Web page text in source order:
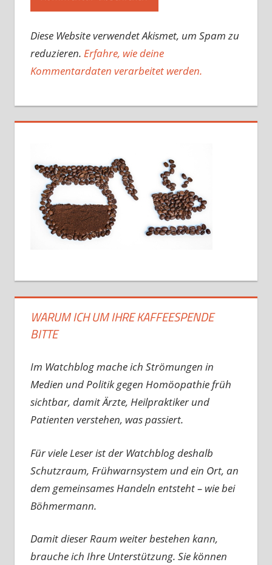
Diese Website verwendet Akismet, um Spam zu
reduzieren. Erfahre, wie deine
Kommentardaten verarbeitet werden.
WARUM ICH UM IHRE KAFFEESPENDE
BITTE
Im Watchblog mache ich Strömungen in
Medien und Politik gegen Homöopathie früh
sichtbar, damit Ärzte, Heilpraktiker und
Patienten verstehen, was passiert.
Für viele Leser ist der Watchblog deshalb
Schutzraum, Frühwarnsystem und ein Ort, an
dem gemeinsames Handeln entsteht – wie bei
Böhmermann.
Damit dieser Raum weiter bestehen kann,
brauche ich Ihre Unterstützung. Sie können